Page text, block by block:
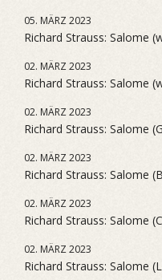
05. MÄRZ 2023
Richard Strauss: Salome
02. MÄRZ 2023
Richard Strauss: Salome
02. MÄRZ 2023
Richard Strauss: Salome
02. MÄRZ 2023
Richard Strauss: Salome
02. MÄRZ 2023
Richard Strauss: Salome
02. MÄRZ 2023
Richard Strauss: Salome